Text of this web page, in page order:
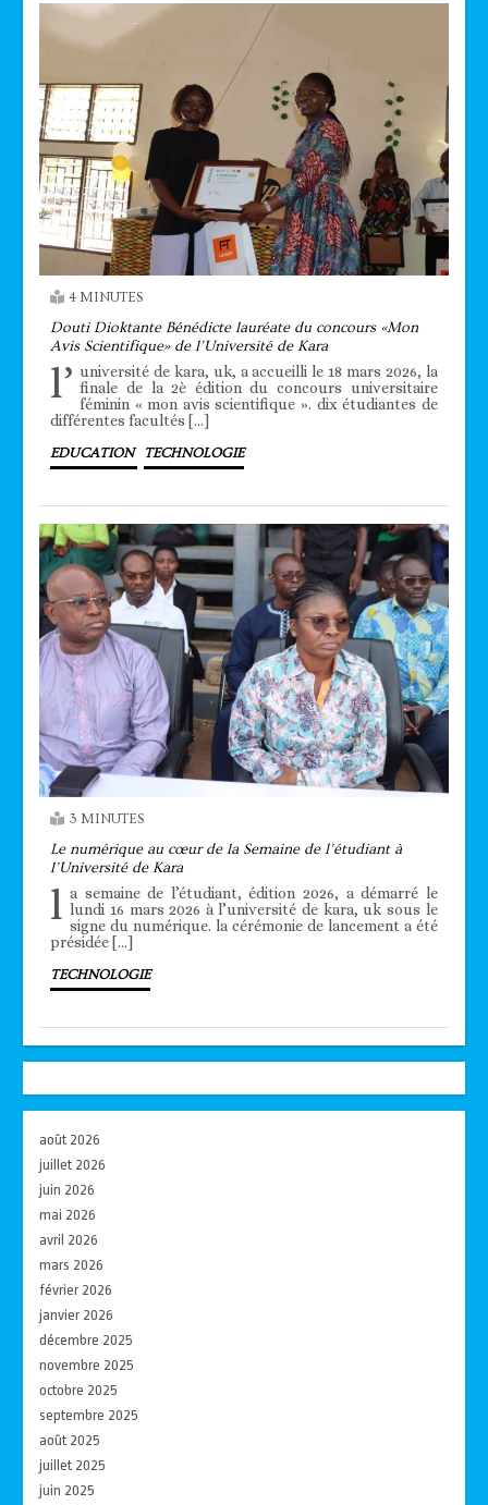
4 MINUTES
Douti Dioktante Bénédicte lauréate du concours «Mon
Avis Scientifique» de l’Université de Kara
l’ université de kara, uk, a accueilli le 18 mars 2026, la
finale de la 2è édition du concours universitaire
féminin « mon avis scientifique ». dix étudiantes de
différentes facultés […]
EDUCATION TECHNOLOGIE
3 MINUTES
Le numérique au cœur de la Semaine de l’étudiant à
l’Université de Kara
l a semaine de l’étudiant, édition 2026, a démarré le
lundi 16 mars 2026 à l’université de kara, uk sous le
signe du numérique. la cérémonie de lancement a été
présidée […]
TECHNOLOGIE
août 2026
juillet 2026
juin 2026
mai 2026
avril 2026
mars 2026
février 2026
janvier 2026
décembre 2025
novembre 2025
octobre 2025
septembre 2025
août 2025
juillet 2025
juin 2025